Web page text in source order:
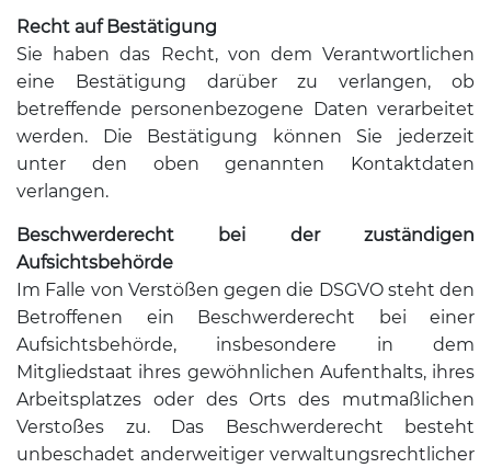
Recht auf Bestätigung
Sie haben das Recht, von dem Verantwortlichen
eine Bestätigung darüber zu verlangen, ob
betreffende personenbezogene Daten verarbeitet
werden. Die Bestätigung können Sie jederzeit
unter den oben genannten Kontaktdaten
verlangen.
Beschwerderecht bei der zuständigen
Aufsichtsbehörde
Im Falle von Verstößen gegen die DSGVO steht den
Betroffenen ein Beschwerderecht bei einer
Aufsichtsbehörde, insbesondere in dem
Mitgliedstaat ihres gewöhnlichen Aufenthalts, ihres
Arbeitsplatzes oder des Orts des mutmaßlichen
Verstoßes zu. Das Beschwerderecht besteht
unbeschadet anderweitiger verwaltungsrechtlicher